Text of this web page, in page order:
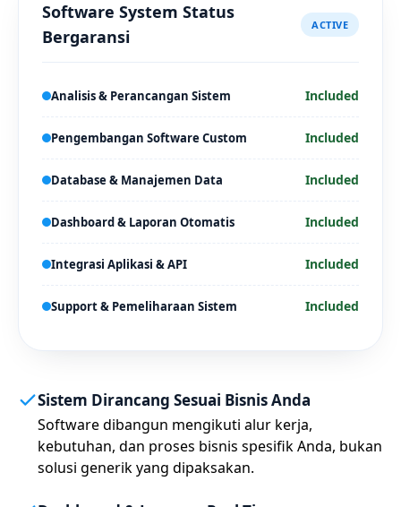
Software System Status
Bergaransi
ACTIVE
Analisis & Perancangan Sistem Included
Pengembangan Software Custom Included
Database & Manajemen Data Included
Dashboard & Laporan Otomatis Included
Integrasi Aplikasi & API Included
Support & Pemeliharaan Sistem Included
Sistem Dirancang Sesuai Bisnis Anda
Software dibangun mengikuti alur kerja,
kebutuhan, dan proses bisnis spesifik Anda, bukan
solusi generik yang dipaksakan.